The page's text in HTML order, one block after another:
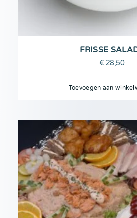
FRISSE
€ 28,50
Toevoegen aan